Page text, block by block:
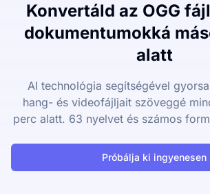
Konvertáld az OGG
dokumentumokká
alatt
AI technológia segítségével
hang- és videofájljait szöveggé
perc alatt. 63 nyelvet és számos
Próbálja ki ingyenesen